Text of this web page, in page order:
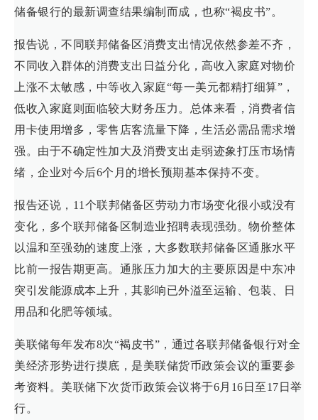
储备银行的最新调查结果编制而成，也称“褐皮书”。
报告说，不同联邦储备区消费支出情况依然参差不齐，
不同收入群体的消费支出日益分化，高收入家庭对物价
上涨不太敏感，中等收入家庭“每一美元都精打细算”，
低收入家庭则面临较大财务压力。总体来看，消费者信
用卡使用增多，零售店客流量下降，生活必需品需求增
强。由于不确定性加大及消费支出走弱迹象打压市场情
绪，企业对今后6个月的增长预期基本保持不变。
报告还说，11个联邦储备区劳动力市场变化很小或没有
变化，多个联邦储备区制造业招聘表现强劲。物价整体
以温和至强劲的速度上涨，大多数联邦储备区通胀水平
比前一报告期更高。通胀压力加大的主要原因是中东冲
突引发能源成本上升，其影响已外溢至运输、包装、日
用品和化肥等领域。
美联储每年发布8次“褐皮书”，通过各联邦储备银行对全
美经济形势进行摸底，是美联储货币政策会议的重要参
考资料。美联储下次货币政策会议将于6月16日至17日举
行。